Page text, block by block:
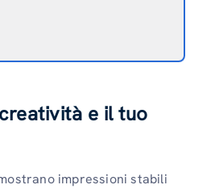
e il tuo
impressioni stabili